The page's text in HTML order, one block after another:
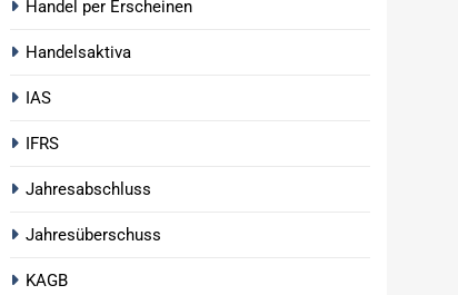
Handel per Erscheinen
Handelsaktiva
IAS
IFRS
Jahresabschluss
Jahresüberschuss
KAGB